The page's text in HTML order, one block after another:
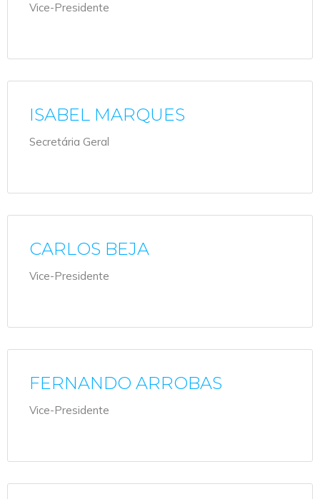
Vice-Presidente
ISABEL MARQUES
Secretária Geral
CARLOS BEJA
Vice-Presidente
FERNANDO ARROBAS
Vice-Presidente